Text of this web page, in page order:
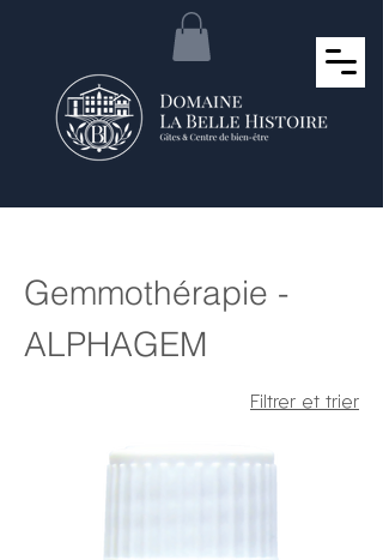
Gemmothérapie -
ALPHAGEM
Filtrer et trier